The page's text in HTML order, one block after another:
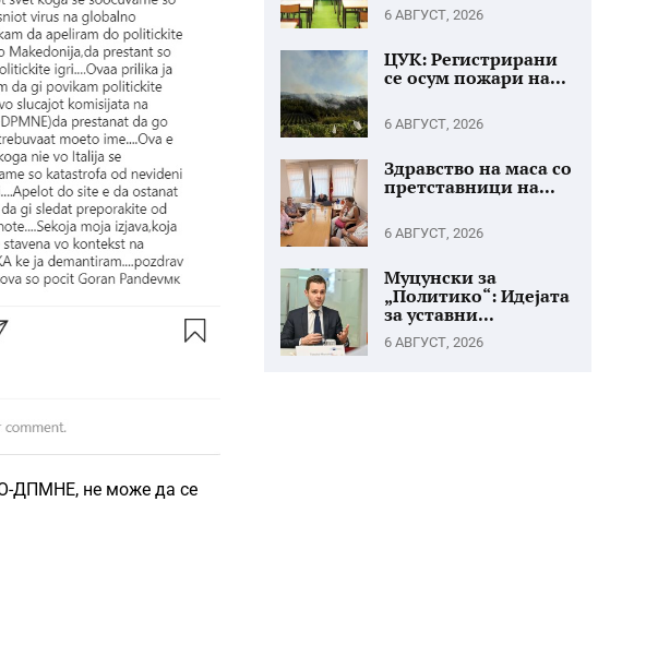
ДПМНЕ, не може да се
6 АВГУСТ, 2026
ЦУК: Регистрирани
се осум пожари на...
6 АВГУСТ, 2026
Здравство на маса со
претставници на...
6 АВГУСТ, 2026
Муцунски за
„Политико“: Идејата
за уставни...
6 АВГУСТ, 2026